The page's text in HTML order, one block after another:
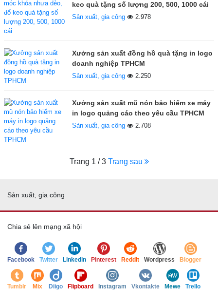
keo quà tặng số lượng 200, 500, 1000 cái
Sản xuất, gia công 2.978
Xưởng sản xuất đồng hồ quà tặng in logo
doanh nghiệp TPHCM
Sản xuất, gia công 2.250
Xưởng sản xuất mũ nón bảo hiểm xe máy
in logo quảng cáo theo yêu cầu TPHCM
Sản xuất, gia công 2.708
Trang 1 / 3 Trang sau
Sản xuất, gia công
Chia sẻ lên mạng xã hội
Facebook Twitter Linkedin Pinterest Reddit Wordpress Blogger
Tumblr Mix Diigo Flipboard Instagram Vkontakte Mewe Trello